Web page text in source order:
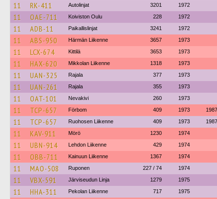
11 RK-411 Autolinjat 3201 1972
11 OAE-711 Koiviston Oulu 228 1972
11 ADB-11 Paikallislinjat 3241 1972
11 ABS-950 Härmän Liikenne 3657 1973
11 LCX-674 Kittilä 3653 1973
11 HAX-620 Mikkolan Liikenne 1318 1973
11 UAN-325 Rajala 377 1973
11 UAN-261 Rajala 355 1973
11 OAT-101 Nevakivi 260 1973
11 TCP-657 Förbom 409 1973 1987
11 TCP-657 Ruohosen Liikenne 409 1973 1987
11 KAV-911 Mörö 1230 1974
11 UBN-914 Lehdon Liikenne 429 1974
11 OBB-711 Kainuun Liikenne 1367 1974
11 MAO-508 Ruponen 227 / 74 1974
11 VBX-591 Järviseudun Linja 1279 1975
11 HHA-311 Pekolan Liikenne 717 1975